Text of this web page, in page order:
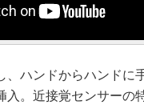
ハンドからハンドに
入。近接覚センサーの